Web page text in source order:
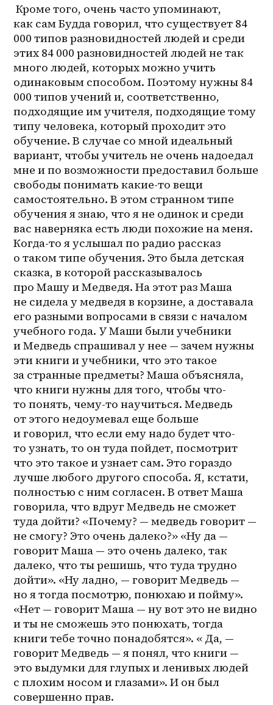
Кроме того, очень часто упоминают,
как сам Будда говорил, что существует 84
000 типов разновидностей людей и среди
этих 84 000 разновидностей людей не так
много людей, которых можно учить
одинаковым способом. Поэтому нужны 84
000 типов учений и, соответственно,
подходящие им учителя, подходящие тому
типу человека, который проходит это
обучение. В случае со мной идеальный
вариант, чтобы учитель не очень надоедал
мне и по возможности предоставил больше
свободы понимать какие-то вещи
самостоятельно. В этом странном типе
обучения я знаю, что я не одинок и среди
вас наверняка есть люди похожие на меня.
Когда-то я услышал по радио рассказ
о таком типе обучения. Это была детская
сказка, в которой рассказывалось
про Машу и Медведя. На этот раз Маша
не сидела у медведя в корзине, а доставала
его разными вопросами в связи с началом
учебного года. У Маши были учебники
и Медведь спрашивал у нее — зачем нужны
эти книги и учебники, что это такое
за странные предметы? Маша объясняла,
что книги нужны для того, чтобы что-
то понять, чему-то научиться. Медведь
от этого недоумевал еще больше
и говорил, что если ему надо будет что-
то узнать, то он туда пойдет, посмотрит
что это такое и узнает сам. Это гораздо
лучше любого другого способа. Я, кстати,
полностью с ним согласен. В ответ Маша
говорила, что вдруг Медведь не сможет
туда дойти? «Почему? — медведь говорит —
не смогу? Это очень далеко?» «Ну да —
говорит Маша — это очень далеко, так
далеко, что ты решишь, что туда трудно
дойти». «Ну ладно, — говорит Медведь —
но я тогда посмотрю, понюхаю и пойму».
«Нет — говорит Маша — ну вот это не видно
и ты не сможешь это понюхать, тогда
книги тебе точно понадобятся». « Да, —
говорит Медведь — я понял, что книги —
это выдумки для глупых и ленивых людей
с плохим носом и глазами». И он был
совершенно прав.